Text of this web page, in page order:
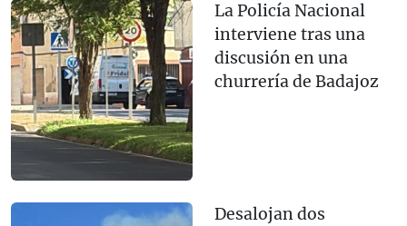
La Policía Nacional
interviene tras una
discusión en una
churrería de Badajoz
Desalojan dos